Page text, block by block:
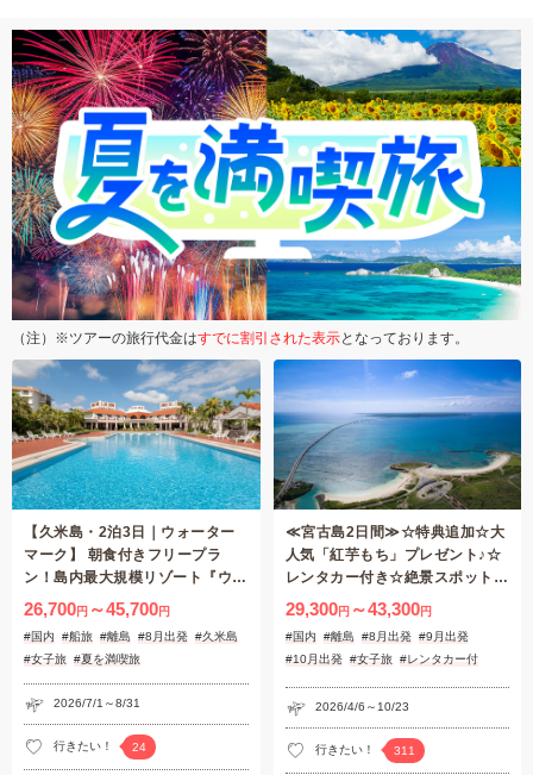
（注）※ツアーの旅行代金はすでに割引された表示となっております。
【久米島・2泊3日｜ウォーター
マーク】 朝食付きフリープラ
ン！島内最大規模リゾート『ウォ
ーターマークホテル沖縄久米アイ
ランド』（7月〜8月出発限定）
26,700円 ～45,700円
#国内
#船旅 #離島 #8月出発 #久米島
#女子旅 #夏を満喫旅
2026/7/1～8/31
行きたい！ 24
≪宮古島2日間≫☆特典追加☆大
人気「紅芋もち」プレゼント♪☆
レンタカー付き☆絶景スポットめ
ぐり♪選べるホテル（リゾートス
テイorまちなかステイ）
29,300円～43,300円
#国内
#離島 #8月出発 #9月出発
#10月出発 #女子旅 #レンタカー付
2026/4/6～10/23
行きたい！ 311